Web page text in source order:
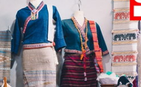
ดอน
ชัย
ชุมชน
ไท
ลื้อ
ที่